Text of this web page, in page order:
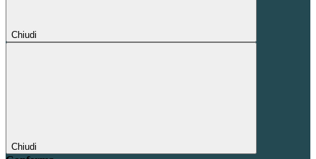
Chiudi
Chiudi